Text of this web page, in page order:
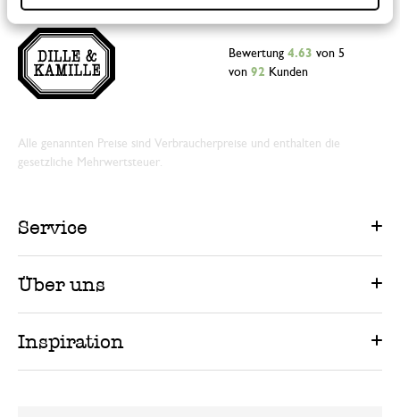
Bewertung 4.63 von 5
von 92 Kunden
Alle genannten Preise sind Verbraucherpreise und enthalten die
gesetzliche Mehrwertsteuer.
Service
Über uns
Inspiration